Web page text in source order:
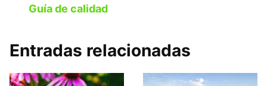
Guía de calidad
Entradas relacionadas